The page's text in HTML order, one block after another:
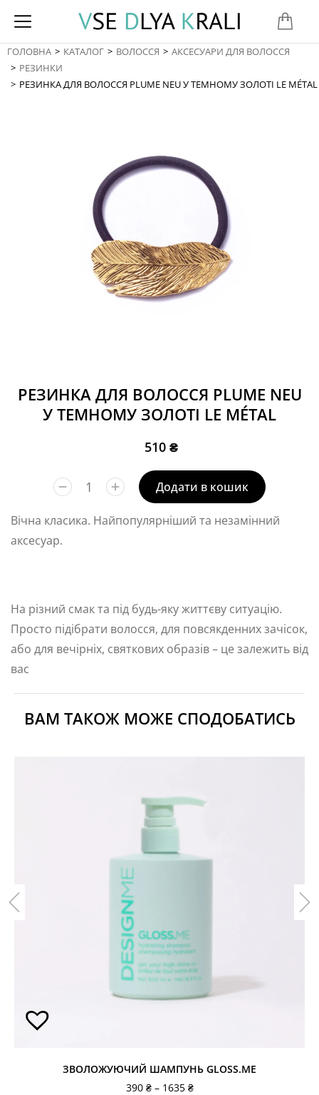
You are here:
ГОЛОВНА КАТАЛОГ ВОЛОССЯ
АКСЕСУАРИ ДЛЯ ВОЛОССЯ
РЕЗИНКИ
РЕЗИНКА ДЛЯ ВОЛОССЯ PLUME NEU У ТЕМНОМУ ЗОЛОТІ LE MÉTAL
РЕЗИНКА ДЛЯ ВОЛОССЯ PLUME NEU
У ТЕМНОМУ ЗОЛОТІ LE MÉTAL
510 ₴
Додати в кошик
Вічна класика. Найпопулярніший та незамінний
аксесуар.
На різний смак та під будь-яку життєву ситуацію.
Просто підібрати волосся, для повсякденних зачісок,
або для вечірніх, святкових образів – це залежить від
вас
ВАМ ТАКОЖ МОЖЕ СПОДОБАТИСЬ
ЗВОЛОЖУЮЧИЙ ШАМПУНЬ GLOSS.ME
390 ₴ – 1635 ₴